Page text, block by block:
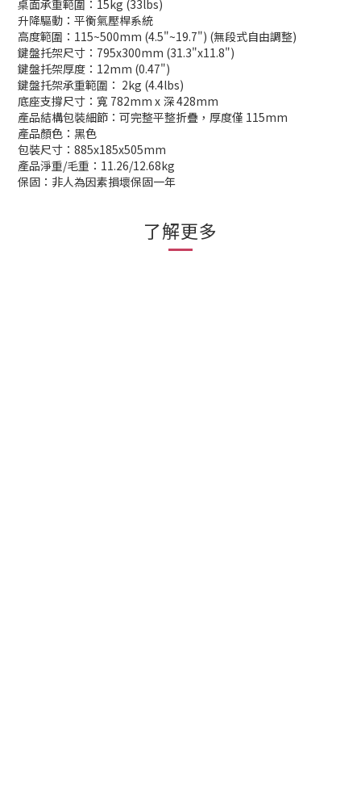
桌面承重範圍：15kg (33lbs)
升降驅動：平衡氣壓桿系統
高度範圍：115~500mm (4.5"~19.7") (無段式自由調整)
鍵盤托架尺寸：795x300mm (31.3"x11.8")
鍵盤托架厚度：12mm (0.47")
鍵盤托架承重範圍： 2kg (4.4lbs)
底座支撐尺寸：寬 782mm x 深 428mm
產品結構包裝細節：可完整平整折疊，厚度僅 115mm
產品顏色：黑色
包裝尺寸：885x185x505mm
產品淨重/毛重：11.26/12.68kg
保固：非人為因素損壞保固一年
了解更多